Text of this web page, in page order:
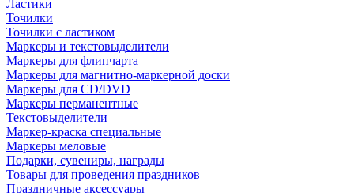
Ластики
Точилки
Точилки с ластиком
Маркеры и текстовыделители
Маркеры для флипчарта
Маркеры для магнитно-маркерной доски
Маркеры для CD/DVD
Маркеры перманентные
Текстовыделители
Маркер-краска специальные
Маркеры меловые
Подарки, сувениры, награды
Товары для проведения праздников
Праздничные аксессуары